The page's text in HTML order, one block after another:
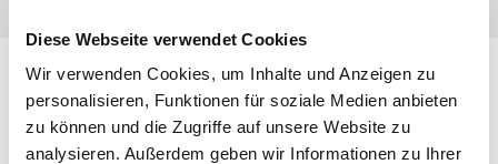
Diese Webseite verwendet Cookies
Wir verwenden Cookies, um Inhalte und Anzeigen zu
personalisieren, Funktionen für soziale Medien anbieten
zu können und die Zugriffe auf unsere Website zu
analysieren. Außerdem geben wir Informationen zu Ihrer